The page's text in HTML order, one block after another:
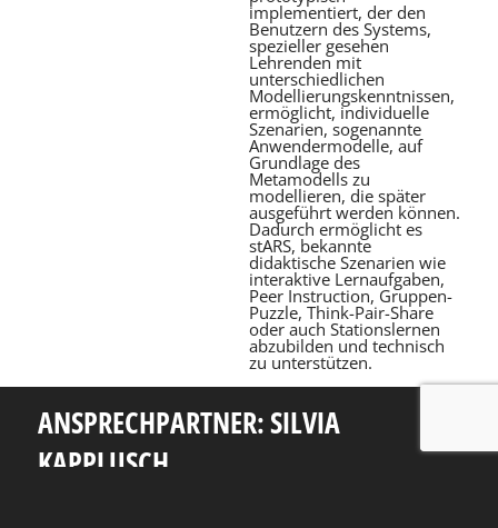
implementiert, der den
Benutzern des Systems,
spezieller gesehen
Lehrenden mit
unterschiedlichen
Modellierungskenntnissen,
ermöglicht, individuelle
Szenarien, sogenannte
Anwendermodelle, auf
Grundlage des
Metamodells zu
modellieren, die später
ausgeführt werden können.
Dadurch ermöglicht es
stARS, bekannte
didaktische Szenarien wie
interaktive Lernaufgaben,
Peer Instruction, Gruppen-
Puzzle, Think-Pair-Share
oder auch Stationslernen
abzubilden und technisch
zu unterstützen.
ANSPRECHPARTNER: SILVIA
KAPPLUSCH